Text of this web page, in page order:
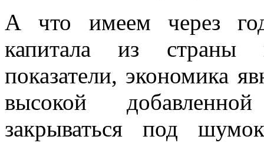
А что имеем через год
капитала из страны
показатели, экономика
высокой
закрываться под